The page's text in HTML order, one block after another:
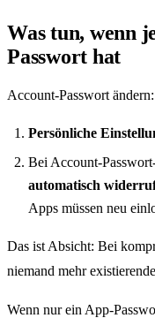
Was tun, wenn
Passwort hat
Account-Passwort ändern:
Persönliche
Bei Account-
automatisch
Apps müssen neu
Das ist Absicht: Bei
niemand mehr
Wenn nur ein App-